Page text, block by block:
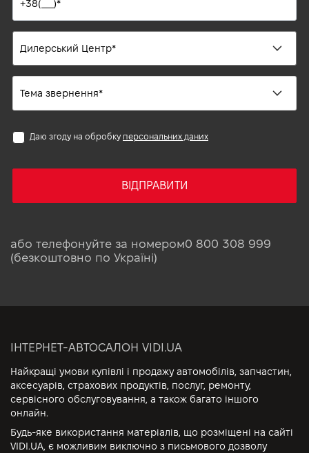
Даю згоду на обробку персональних даних
ВІДПРАВИТИ
або телефонуйте за номером0 800 308 999
(безкоштовно по Україні)
ІНТЕРНЕТ-АВТОСАЛОН VIDI.UA
Найкращі умови купівлі і продажу автомобілів, запчастин,
аксесуарів, страхових продуктів, послуг, ремонту,
сервісного обслуговування, а також багато іншого
онлайн.
Будь-яке використання матеріалів, що розміщені на сайті
VIDI.UA, є можливим виключно з письмового дозволу